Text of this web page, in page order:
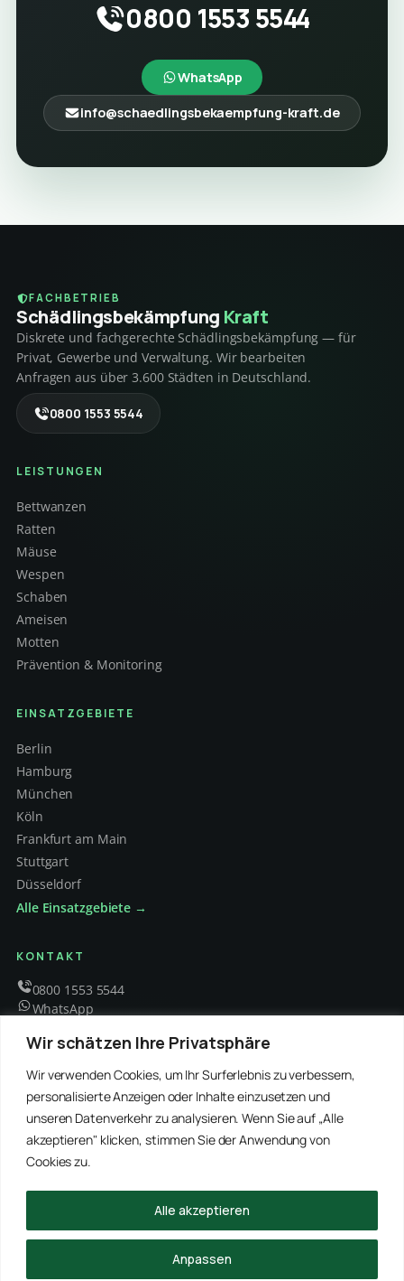
Wir schätzen Ihre Privatsphäre
Wir verwenden Cookies, um Ihr Surferlebnis zu verbessern,
personalisierte Anzeigen oder Inhalte einzusetzen und
unseren Datenverkehr zu analysieren. Wenn Sie auf „Alle
akzeptieren" klicken, stimmen Sie der Anwendung von
Cookies zu.
Anpassen
Alle akzeptieren
0800 1553 5544
WhatsApp
info@schaedlingsbekaempfung-kraft.de
FACHBETRIEB
Schädlings­bekämpfung Kraft
Diskrete und fachgerechte Schädlingsbekämpfung — für
Privat, Gewerbe und Verwaltung. Wir bearbeiten
Anfragen aus über 3.600 Städten in Deutschland.
0800 1553 5544
LEISTUNGEN
Bettwanzen
Ratten
Mäuse
Wespen
Schaben
Ameisen
Motten
Prävention & Monitoring
EINSATZGEBIETE
Berlin
Hamburg
München
Köln
Frankfurt am Main
Stuttgart
Düsseldorf
Alle Einsatzgebiete →
KONTAKT
0800 1553 5544
WhatsApp
Mo – Fr 8 – 18 Uhr
EMPFOHLENE PARTNER
WinRei24 Dienstleistungen
Winterdienst Profi NRW
Winterdienst Niedersachsen
Winterdienst Hansa
Winterdienst Freitag
© 2026 Schädlingsbekämpfung Kraft · Alle Rechte vorbehalten